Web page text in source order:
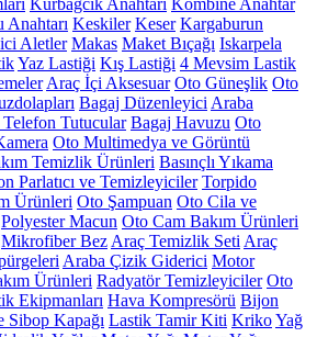
Kurbağcık Anahtarı Kombine Anahtar
Anahtarı Keskiler Keser Kargaburun
Aletler Makas Maket Bıçağı Iskarpela
Yaz Lastiği Kış Lastiği 4 Mevsim Lastik
Araç İçi Aksesuar Oto Güneşlik Oto
Bagaj Düzenleyici Araba
Tutucular Bagaj Havuzu Oto
Oto Multimedya ve Görüntü
Temizlik Ürünleri Basınçlı Yıkama
Parlatıcı ve Temizleyiciler Torpido
Ürünleri Oto Şampuan Oto Cila ve
Polyester Macun Oto Cam Bakım Ürünleri
Mikrofiber Bez Araç Temizlik Seti Araç
Araba Çizik Giderici Motor
Ürünleri Radyatör Temizleyiciler Oto
Ekipmanları Hava Kompresörü Bijon
Sibop Kapağı Lastik Tamir Kiti KrikoYağ